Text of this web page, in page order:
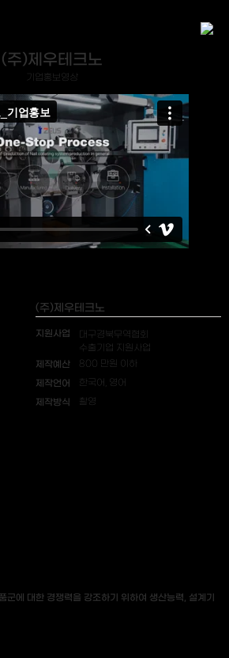
(주)제우테크노
기업홍보영상
(주)제우테크노
지원사업
대구경북무역협회
수출기업 지원사업
제작예산 800 만원 이하
제작언어 한국어, 영어
제작방식 촬영
군에 대한 경쟁력을 강조하기 위하여 생산능력, 설계기